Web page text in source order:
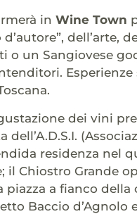
in Wine Town
dell’arte,
o un Sangiovese
Esperienze
dei vini
dell’A.D.S.I.
residenza nel
il Chiostro Grande
a fianco della
Baccio d’Agnolo